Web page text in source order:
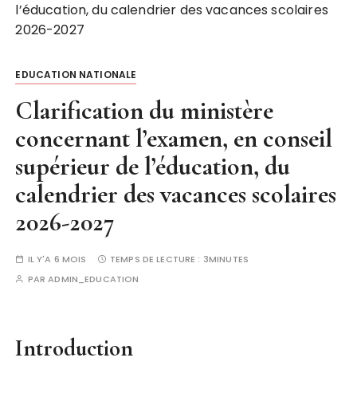
l’éducation, du calendrier des vacances scolaires
2026-2027
EDUCATION NATIONALE
Clarification du ministère
concernant l’examen, en conseil
supérieur de l’éducation, du
calendrier des vacances scolaires
2026-2027
IL Y'A 6 MOIS TEMPS DE LECTURE : 3MINUTES
PARADMIN_EDUCATION
Introduction